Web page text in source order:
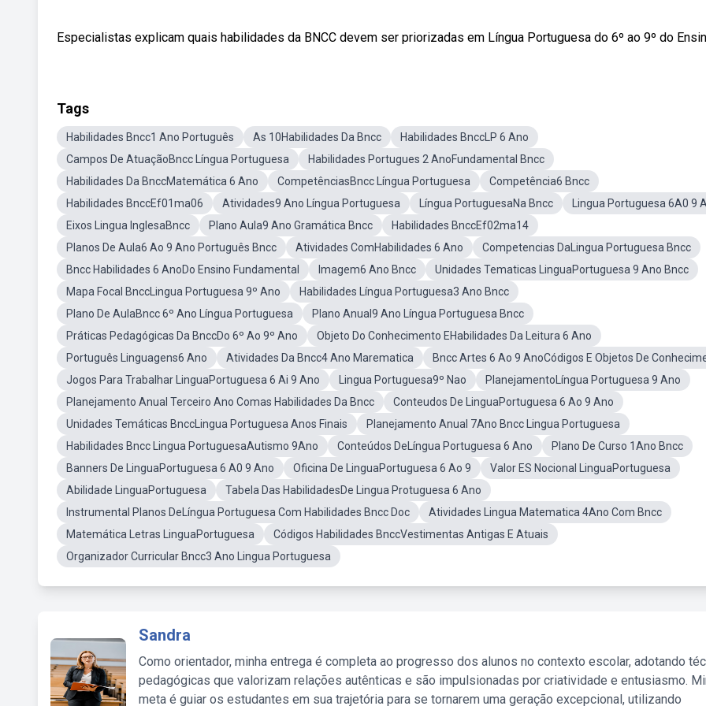
Especialistas explicam quais habilidades da BNCC devem ser priorizadas em Língua Portuguesa do 6º ao 9º do
Tags
Habilidades Bncc1 Ano Português As 10Habilidades Da Bncc
Habilidades BnccLP 6 Ano
Campos De AtuaçãoBncc Língua Portuguesa
Habilidades Portugues 2 AnoFundamental Bncc
Habilidades Da BnccMatemática 6 Ano
CompetênciasBncc Língua Portuguesa
Competência6 Bncc
Habilidades BnccEf01ma06
Atividades9 Ano Língua Portuguesa Língua PortuguesaNa Bncc
Lingua Portuguesa 6A0 9
Eixos Lingua InglesaBncc
Plano Aula9 Ano Gramática Bncc
Habilidades BnccEf02ma14
Planos De Aula6 Ao 9 Ano Português Bncc
Atividades ComHabilidades 6 Ano
Competencias DaLingua Portuguesa Bncc
Bncc Habilidades 6 AnoDo Ensino Fundamental
Imagem6 Ano Bncc
Unidades Tematicas LinguaPortuguesa 9 Ano Bncc
Mapa Focal BnccLingua Portuguesa 9º Ano
Habilidades Língua Portuguesa3 Ano Bncc
Plano De AulaBncc 6º Ano Língua Portuguesa
Plano Anual9 Ano Língua Portuguesa Bncc
Práticas Pedagógicas Da BnccDo 6º Ao 9º Ano
Objeto Do Conhecimento EHabilidades Da Leitura 6 Ano
Português Linguagens6 Ano
Atividades Da Bncc4 Ano Marematica
Bncc Artes 6 Ao 9 AnoCódigos E Objetos De
Jogos Para Trabalhar LinguaPortuguesa 6 Ai 9 Ano
Lingua Portuguesa9º Nao
PlanejamentoLíngua Portuguesa 9 Ano
Planejamento Anual Terceiro Ano Comas Habilidades Da Bncc
Conteudos De LinguaPortuguesa 6 Ao 9 Ano
Unidades Temáticas BnccLingua Portuguesa Anos Finais
Planejamento Anual 7Ano Bncc Lingua Portuguesa
Habilidades Bncc Lingua PortuguesaAutismo 9Ano
Conteúdos DeLíngua Portuguesa 6 Ano
Plano De Curso 1Ano Bncc
Banners De LinguaPortuguesa 6 A0 9 Ano
Oficina De LinguaPortuguesa 6 Ao 9
Valor ES Nocional LinguaPortuguesa
Abilidade LinguaPortuguesa
Tabela Das HabilidadesDe Lingua Protuguesa 6 Ano
Instrumental Planos DeLíngua Portuguesa Com Habilidades Bncc Doc
Atividades Lingua Matematica 4Ano Com Bncc
Matemática Letras LinguaPortuguesa
Códigos Habilidades BnccVestimentas Antigas E Atuais
Organizador Curricular Bncc3 Ano Lingua Portuguesa
Sandra
Como orientador, minha entrega é completa ao progresso dos alunos no contexto escolar, adotando
pedagógicas que valorizam relações autênticas e são impulsionadas por criatividade e entusiasmo.
meta é guiar os estudantes em sua trajetória para se tornarem uma geração excepcional, utilizando